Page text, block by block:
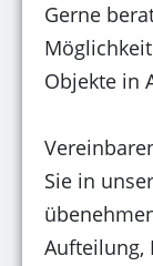
Gerne
Objekte in
Sie in
Aufteilung,